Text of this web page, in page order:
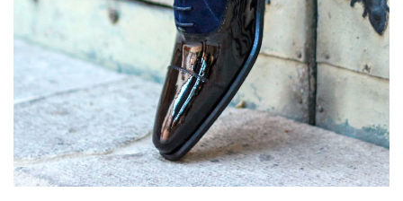
Ace Pin pentru Guler Cămașă
Rochii de mireasă 2027
Pantofi de mireasă
Costume damă elegante
Vesta la comanda